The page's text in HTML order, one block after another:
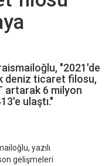
"2021'de
deniz ticaret filosu,
artarak 6 milyon
ulaştı."
yazılı
gelişmeleri